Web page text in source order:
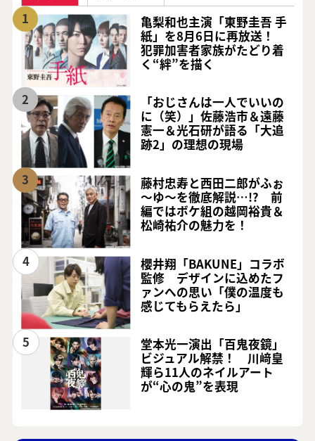
1
亀梨和也主演「東野圭吾 手
紙」を8月6日に再放送！
犯罪加害者家族がたどり着
く“絆”を描く
2
「おじさんは一人でいいの
に（笑）」佐藤浩市＆遠藤
憲一＆光石研が語る「大追
跡2」の理想の現場
3
藤村忠寿と西田二郎がふぉ
～ゆ～を徹底解説…!? 前
編ではボケ組の越岡裕貴＆
松崎祐介の魅力を！
4
櫻井翔「BAKUNE」コラボ
監修 デザインに込めたフ
ァンへの思い「僕の温度も
感じてもらえたら」
5
堂本光一演出「百鬼夜鏡」
ビジュアル解禁！ 川﨑皇
輝ら11人のネイルアート
が“心の鬼”を表現